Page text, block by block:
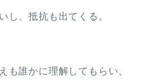
し、抵抗も出てくる。
も誰かに理解してもらい、